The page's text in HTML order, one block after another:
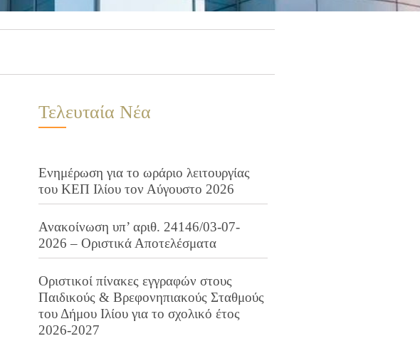
Τελευταία Νέα
Ενημέρωση για το ωράριο λειτουργίας
του ΚΕΠ Ιλίου τον Αύγουστο 2026
Ανακοίνωση υπ’ αριθ. 24146/03-07-
2026 – Οριστικά Αποτελέσματα
Οριστικοί πίνακες εγγραφών στους
Παιδικούς & Βρεφονηπιακούς Σταθμούς
του Δήμου Ιλίου για το σχολικό έτος
2026-2027